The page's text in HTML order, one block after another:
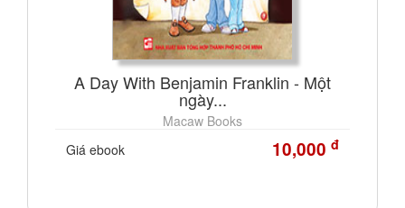
A Day With Benjamin Franklin - Một
ngày...
Macaw Books
Giá ebook
10,000 đ